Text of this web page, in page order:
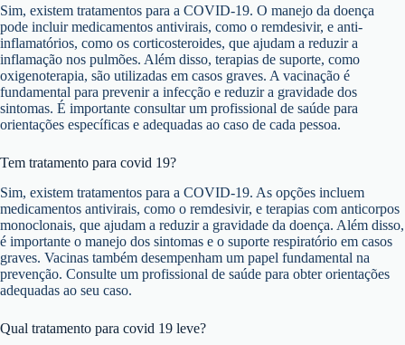
Sim, existem tratamentos para a COVID-19. O manejo da doença
pode incluir medicamentos antivirais, como o remdesivir, e anti-
inflamatórios, como os corticosteroides, que ajudam a reduzir a
inflamação nos pulmões. Além disso, terapias de suporte, como
oxigenoterapia, são utilizadas em casos graves. A vacinação é
fundamental para prevenir a infecção e reduzir a gravidade dos
sintomas. É importante consultar um profissional de saúde para
orientações específicas e adequadas ao caso de cada pessoa.
Tem tratamento para covid 19?
Sim, existem tratamentos para a COVID-19. As opções incluem
medicamentos antivirais, como o remdesivir, e terapias com anticorpos
monoclonais, que ajudam a reduzir a gravidade da doença. Além disso,
é importante o manejo dos sintomas e o suporte respiratório em casos
graves. Vacinas também desempenham um papel fundamental na
prevenção. Consulte um profissional de saúde para obter orientações
adequadas ao seu caso.
Qual tratamento para covid 19 leve?